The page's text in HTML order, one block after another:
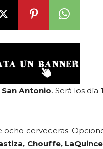
Antonio. Será los día
cerveceras.
Chouffe,